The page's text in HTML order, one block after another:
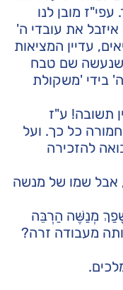
מובן לנו
את עובדי ה'
החביא 100 נביאים, עדיין המציאות
שנעשה שם טבח
בידי 'משקולת
תשובה! ע"ז
כל כך. ועל
להזכירה
אבל שמו של מנשה
מְנַשֶּׁה הַרְבֵּה
מעבודה זרה?